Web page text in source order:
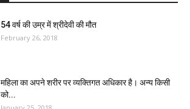
54 वर्ष की उम्र में श्रीदेवी की मौत
February 26, 2018
महिला का अपने शरीर पर व्यक्तिगत अधिकार है। अन्य किसी
को...